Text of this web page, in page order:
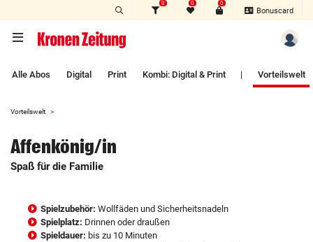
0 0 0
Bonuscard
Alle Abos Digital Print Kombi: Digital & Print | Vorteilswelt
Vorteilswelt
Affenkönig/in
Spaß für die Familie
Spielzubehör: Wollfäden und Sicherheitsnadeln
Spielplatz: Drinnen oder draußen
Spieldauer: bis zu 10 Minuten